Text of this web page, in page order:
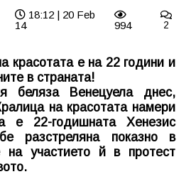
18:12 | 20 Feb
14
994 2
красотата е на 22 години и
в страната!
беляза Венецуела днес,
на красотата намери
е 22-годишната Хенезис
разстреляна показно в
на участието й в протест